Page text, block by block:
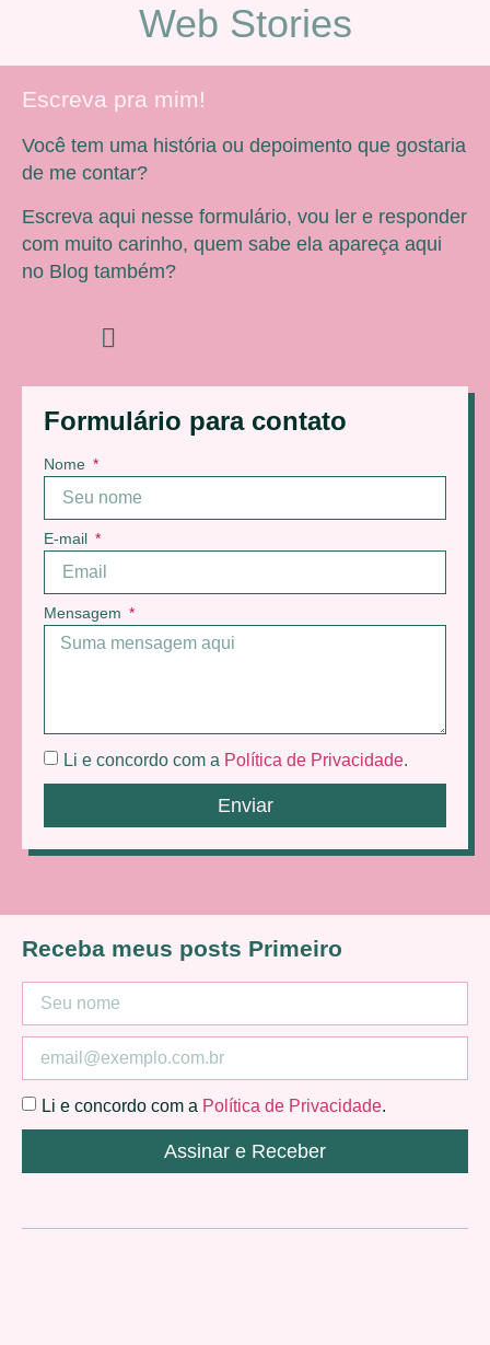
Web Stories
Formulário para contato
Nome
E-mail
Mensagem
Li e concordo com a Política de Privacidade.
Enviar
Escreva pra mim!
Você tem uma história ou depoimento que gostaria
de me contar?
Escreva aqui nesse formulário, vou ler e responder
com muito carinho, quem sabe ela apareça aqui
no Blog também?
Receba meus posts Primeiro
Li e concordo com a Política de Privacidade.
Assinar e Receber